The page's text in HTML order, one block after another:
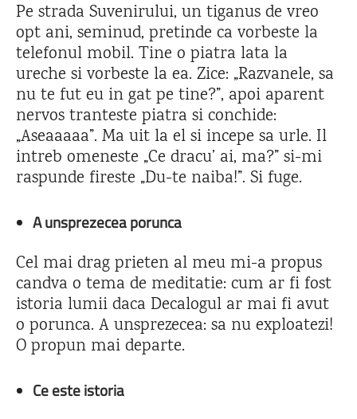
Pe strada Suvenirului, un tiganus de vreo
opt ani, seminud, pretinde ca vorbeste la
telefonul mobil. Tine o piatra lata la
ureche si vorbeste la ea. Zice: „Razvanele, sa
nu te fut eu in gat pe tine?”, apoi aparent
nervos tranteste piatra si conchide:
„Aseaaaaa”. Ma uit la el si incepe sa urle. Il
intreb omeneste „Ce dracu’ ai, ma?” si-mi
raspunde fireste „Du-te naiba!”. Si fuge.
A unsprezecea porunca
Cel mai drag prieten al meu mi-a propus
candva o tema de meditatie: cum ar fi fost
istoria lumii daca Decalogul ar mai fi avut
o porunca. A unsprezecea: sa nu exploatezi!
O propun mai departe.
Ce este istoria